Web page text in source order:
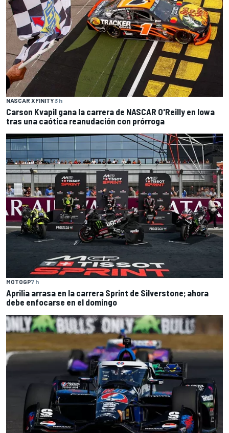
NASCAR XFINITY3 h
Carson Kvapil gana la carrera de NASCAR O'Reilly en Iowa
tras una caótica reanudación con prórroga
MOTOGP7 h
Aprilia arrasa en la carrera Sprint de Silverstone; ahora
debe enfocarse en el domingo